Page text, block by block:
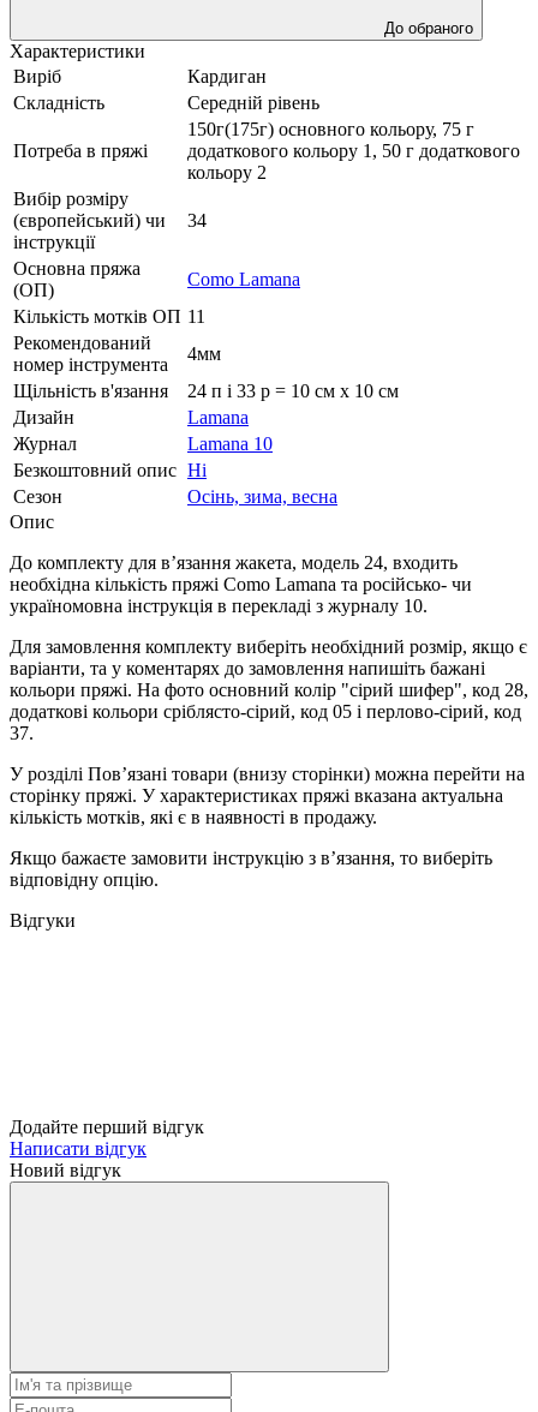
До обраного
Характеристики
Виріб
Кардиган
Складність
Середній рівень
Потреба в пряжі
150г(175г) основного кольору, 75 г
додаткового кольору 1, 50 г додаткового
кольору 2
Вибір розміру
(європейський) чи
інструкції
34
Основна пряжа
(ОП)
Como Lamana
Кількість мотків ОП 11
Рекомендований
номер інструмента
4мм
Щільність в'язання
24 п і 33 р = 10 см х 10 см
Дизайн
Lamana
Журнал
Lamana 10
Безкоштовний опис Ні
Сезон
Осінь, зима, весна
Опис
До комплекту для в’язання жакета, модель 24, входить
необхідна кількість пряжі Como Lamana та російсько- чи
україномовна інструкція в перекладі з журналу 10.
Для замовлення комплекту виберіть необхідний розмір, якщо є
варіанти, та у коментарях до замовлення напишіть бажані
кольори пряжі. На фото основний колір "сірий шифер", код 28,
додаткові кольори сріблясто-сірий, код 05 і перлово-сірий, код
37.
У розділі Пов’язані товари (внизу сторінки) можна перейти на
сторінку пряжі. У характеристиках пряжі вказана актуальна
кількість мотків, які є в наявності в продажу.
Якщо бажаєте замовити інструкцію з в’язання, то виберіть
відповідну опцію.
Відгуки
Додайте перший відгук
Написати відгук
Новий відгук